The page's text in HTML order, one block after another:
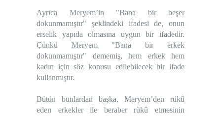
Ayrıca Meryem’in "Bana bir beşer
dokunmamıştır" şeklindeki ifadesi de, onun
erselik yapıda olmasına uygun bir ifadedir.
Çünkü Meryem "Bana bir erkek
dokunmamıştır" dememiş, hem erkek hem
kadın için söz konusu edilebilecek bir ifade
kullanmıştır.
Bütün bunlardan başka, Meryem’den rükû
eden erkekler ile beraber rükû etmesinin